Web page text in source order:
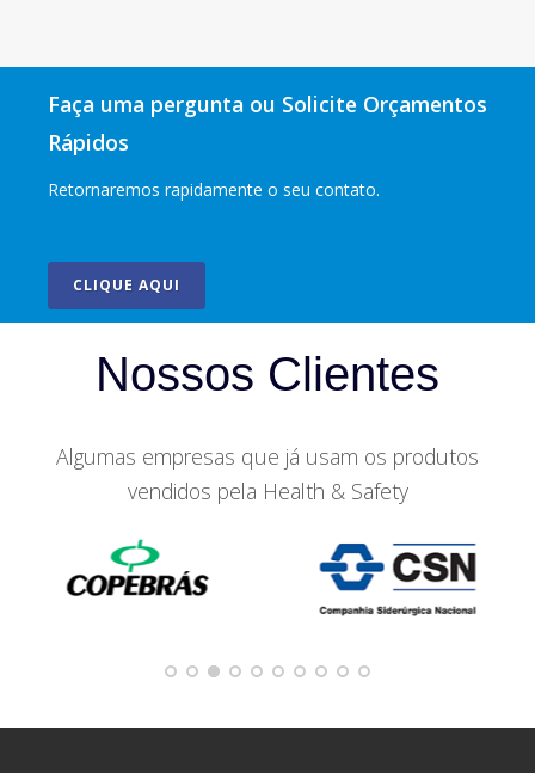
Faça uma pergunta ou Solicite Orçamentos
Rápidos
Retornaremos rapidamente o seu contato.
CLIQUE AQUI
Nossos Clientes
Algumas empresas que já usam os produtos
vendidos pela Health & Safety